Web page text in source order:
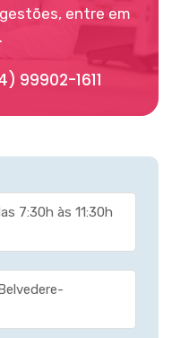
entre em
99902-1611
7:30h às 11:30h